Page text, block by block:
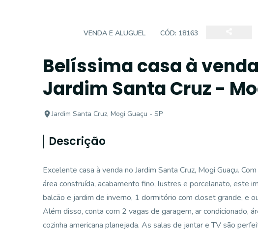
VENDA E ALUGUEL CÓD: 18163
Belíssima casa à
Jardim Santa Cruz -
Jardim Santa Cruz, Mogi Guaçu - SP
Descrição
Excelente casa à venda no Jardim Santa Cruz, Mogi Guaçu.
área construída, acabamento fino, lustres e porcelanato, este
balcão e jardim de inverno, 1 dormitório com closet grande, e
Além disso, conta com 2 vagas de garagem, ar condicionado,
cozinha americana planejada. As salas de jantar e TV são